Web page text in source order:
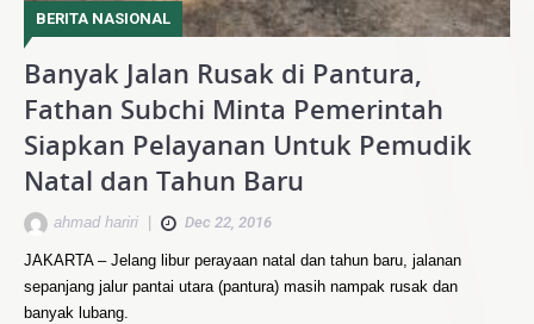
BERITA NASIONAL
Banyak Jalan Rusak di Pantura,
Fathan Subchi Minta Pemerintah
Siapkan Pelayanan Untuk Pemudik
Natal dan Tahun Baru
ahmad hariri Dec 22, 2016
JAKARTA – Jelang libur perayaan natal dan tahun baru, jalanan
sepanjang jalur pantai utara (pantura) masih nampak rusak dan
banyak lubang.